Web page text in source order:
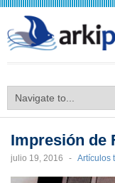
Impresión de
julio 19, 2016 - Artículos